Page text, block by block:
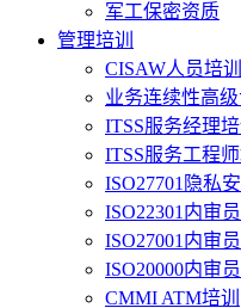
军工保密资质
管理培训
CISAW人员培训
业务连续性高
ITSS服务经理培
ITSS服务工程师
ISO27701隐私安
ISO22301内审员
ISO27001内审员
ISO20000内审员
CMMI ATM培训